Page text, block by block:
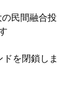
民間融合投
を閉鎖しま